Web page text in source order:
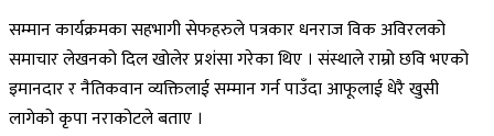
सम्मान कार्यक्रमका सहभागी सेफहरुले पत्रकार धनराज विक अविरलको
समाचार लेखनको दिल खोलेर प्रशंसा गरेका थिए । संस्थाले राम्रो छवि भएको
इमानदार र नैतिकवान व्यक्तिलाई सम्मान गर्न पाउँदा आफूलाई धेरै खुसी
लागेको कृपा नराकोटले बताए ।